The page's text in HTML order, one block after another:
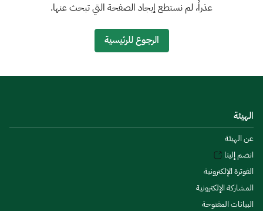
عذراً، لم نستطع إيجاد الصفحة التي تبحث عنها.
الرجوع للرئيسية
الهيئة
عن الهيئة
انضم إلينا
الفوترة الإلكترونية
المشاركة الإلكترونية
البيانات المفتوحة